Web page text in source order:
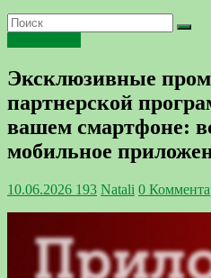
Эксклюзивные
партнерской
вашем смартфоне:
мобильное
10.06.2026 193 Natali 0